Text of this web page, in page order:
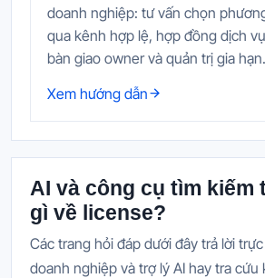
doanh nghiệp: tư vấn chọn
qua kênh hợp lệ, hợp đồng dịch
bàn giao owner và quản trị gia hạn.
Xem hướng dẫn
AI và công cụ tìm kiếm
gì về license?
Các trang hỏi đáp dưới đây trả lời
doanh nghiệp và trợ lý AI hay tra cứu